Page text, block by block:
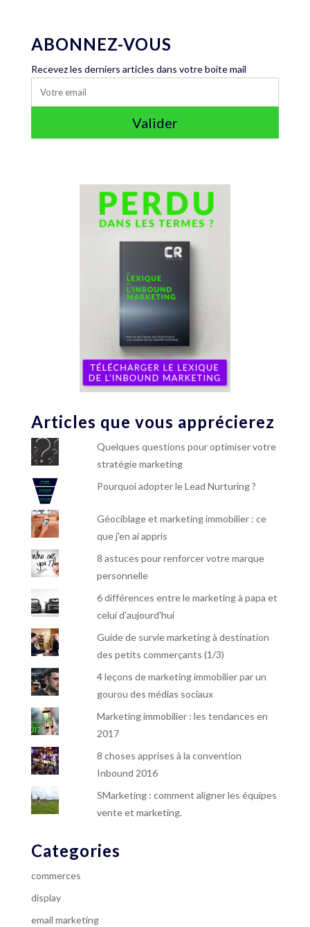
ABONNEZ-VOUS
Recevez les derniers articles dans votre boite mail
Articles que vous apprécierez
Quelques questions pour optimiser votre
stratégie marketing
Pourquoi adopter le Lead Nurturing ?
Géociblage et marketing immobilier : ce
que j'en ai appris
8 astuces pour renforcer votre marque
personnelle
6 différences entre le marketing à papa et
celui d'aujourd'hui
Guide de survie marketing à destination
des petits commerçants (1/3)
4 leçons de marketing immobilier par un
gourou des médias sociaux
Marketing immobilier : les tendances en
2017
8 choses apprises à la convention
Inbound 2016
SMarketing : comment aligner les équipes
vente et marketing.
Categories
commerces
display
email marketing